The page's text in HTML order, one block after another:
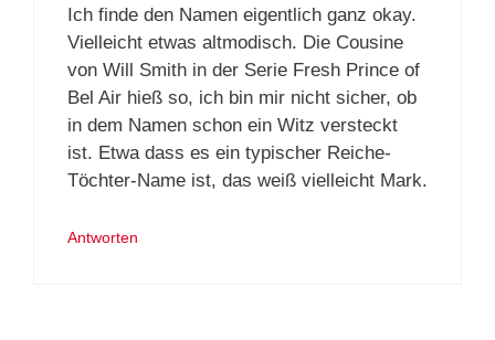
Ich finde den Namen eigentlich ganz okay.
Vielleicht etwas altmodisch. Die Cousine
von Will Smith in der Serie Fresh Prince of
Bel Air hieß so, ich bin mir nicht sicher, ob
in dem Namen schon ein Witz versteckt
ist. Etwa dass es ein typischer Reiche-
Töchter-Name ist, das weiß vielleicht Mark.
Antworten